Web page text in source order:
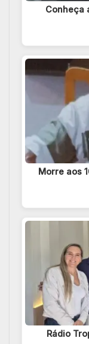
Conheça
Morre aos
Rádio